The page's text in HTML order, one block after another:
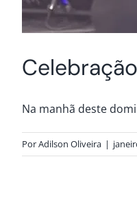
Na manhã deste
PorAdilson Oliveira |